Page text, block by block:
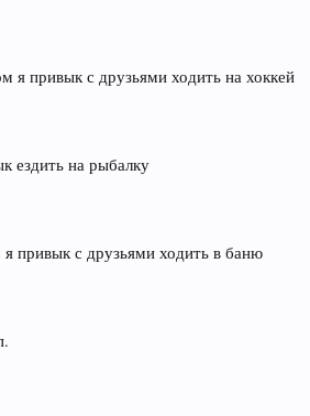
я привык с друзьями ходить на хоккей
ездить на рыбалку
привык с друзьями ходить в баню